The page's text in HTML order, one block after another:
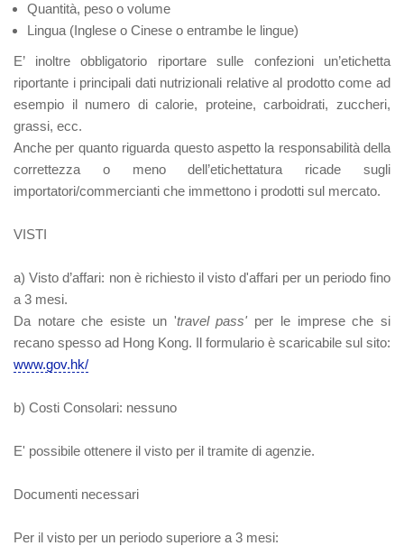
Quantità, peso o volume
Lingua (Inglese o Cinese o entrambe le lingue)
E’ inoltre obbligatorio riportare sulle confezioni un’etichetta
riportante i principali dati nutrizionali relative al prodotto come ad
esempio il numero di calorie, proteine, carboidrati, zuccheri,
grassi, ecc.
Anche per quanto riguarda questo aspetto la responsabilità della
correttezza o meno dell’etichettatura ricade sugli
importatori/commercianti che immettono i prodotti sul mercato.
VISTI
a)Visto d’affari: non è richiesto il visto d'affari per un periodo fino
a 3 mesi.
Da notare che esiste un 'travel pass' per le imprese che si
recano spesso ad Hong Kong. Il formulario è scaricabile sul sito:
www.gov.hk/
b) Costi Consolari: nessuno
E' possibile ottenere il visto per il tramite di agenzie.
Documenti necessari
Per il visto per un periodo superiore a 3 mesi: